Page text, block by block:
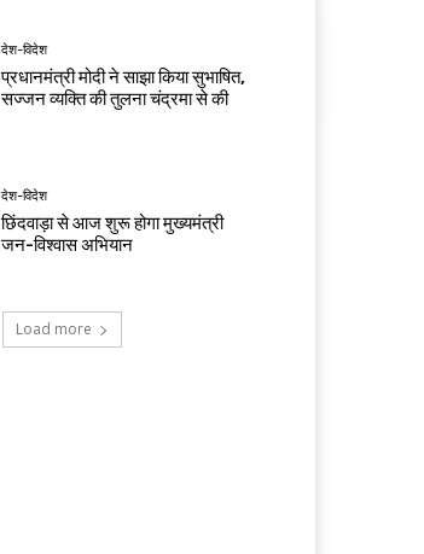
देश-विदेश
प्रधानमंत्री मोदी ने साझा किया सुभाषित,
सज्जन व्यक्ति की तुलना चंद्रमा से की
देश-विदेश
छिंदवाड़ा से आज शुरू होगा मुख्यमंत्री
जन-विश्वास अभियान
Load more